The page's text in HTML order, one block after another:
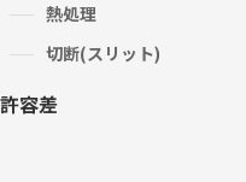
熱処理
切断(スリット)
容差